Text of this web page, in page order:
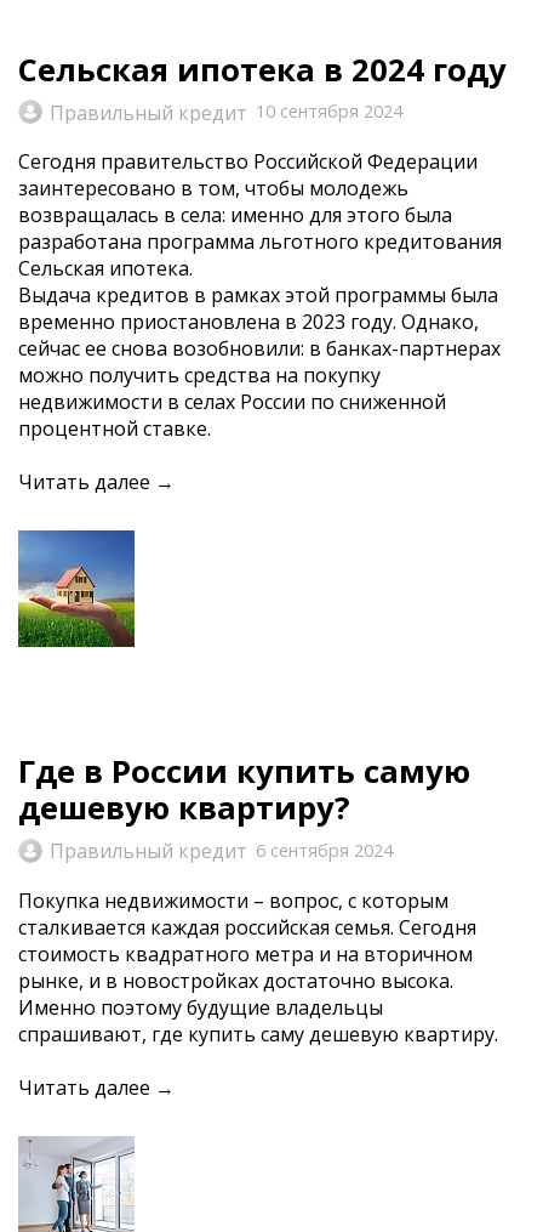
Сельская ипотека в 2024 году
Правильный кредит 10 сентября 2024
Сегодня правительство Российской Федерации
заинтересовано в том, чтобы молодежь
возвращалась в села: именно для этого была
разработана программа льготного кредитования
Сельская ипотека.
Выдача кредитов в рамках этой программы была
временно приостановлена в 2023 году. Однако,
сейчас ее снова возобновили: в банках-партнерах
можно получить средства на покупку
недвижимости в селах России по сниженной
процентной ставке.
Читать далее →
Где в России купить самую
дешевую квартиру?
Правильный кредит 6 сентября 2024
Покупка недвижимости – вопрос, с которым
сталкивается каждая российская семья. Сегодня
стоимость квадратного метра и на вторичном
рынке, и в новостройках достаточно высока.
Именно поэтому будущие владельцы
спрашивают, где купить саму дешевую квартиру.
Читать далее →